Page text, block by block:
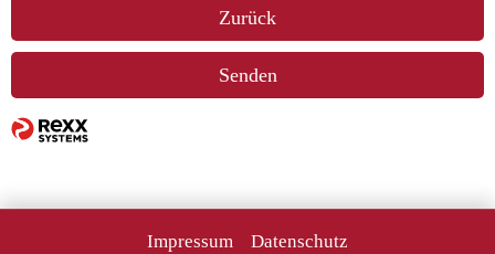
Zurück
Senden
Impressum Datenschutz